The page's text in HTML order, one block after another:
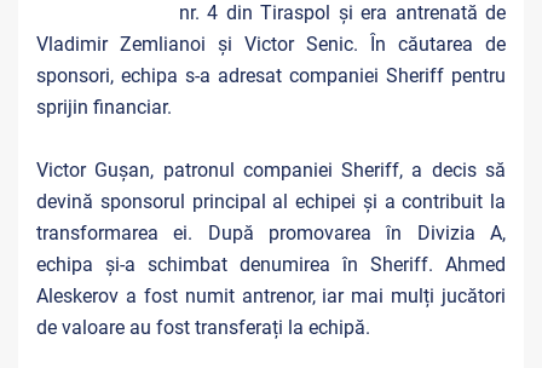
nr. 4 din Tiraspol și era antrenată de
Vladimir Zemlianoi și Victor Senic. În căutarea de
sponsori, echipa s-a adresat companiei Sheriff pentru
sprijin financiar.
Victor Gușan, patronul companiei Sheriff, a decis să
devină sponsorul principal al echipei și a contribuit la
transformarea ei. După promovarea în Divizia A,
echipa și-a schimbat denumirea în Sheriff. Ahmed
Aleskerov a fost numit antrenor, iar mai mulți jucători
de valoare au fost transferați la echipă.